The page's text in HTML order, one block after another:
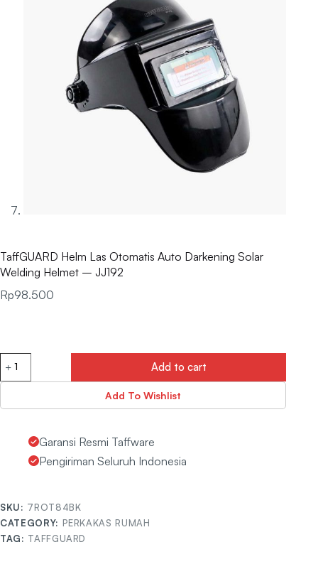
TaffGUARD Helm Las Otomatis Auto Darkening Solar
Welding Helmet – JJ192
Rp98.500
Add to cart
Add To Wishlist
Garansi Resmi Taffware
Pengiriman Seluruh Indonesia
SKU: 7ROT84BK
CATEGORY: PERKAKAS RUMAH
TAG: TAFFGUARD